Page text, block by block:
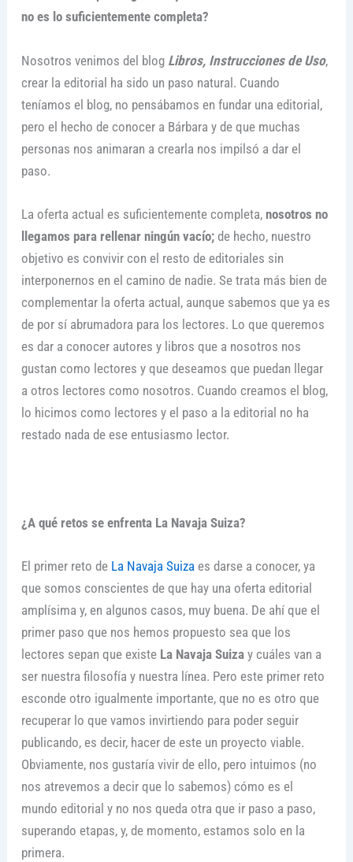
no es lo suficientemente completa?
Nosotros venimos del blog Libros, Instrucciones de Uso,
crear la editorial ha sido un paso natural. Cuando
teníamos el blog, no pensábamos en fundar una editorial,
pero el hecho de conocer a Bárbara y de que muchas
personas nos animaran a crearla nos impilsó a dar el
paso.
La oferta actual es suficientemente completa, nosotros no
llegamos para rellenar ningún vacío;de hecho, nuestro
objetivo es convivir con el resto de editoriales sin
interponernos en el camino de nadie. Se trata más bien de
complementar la oferta actual, aunque sabemos que ya es
de por sí abrumadora para los lectores. Lo que queremos
es dar a conocer autores y libros que a nosotros nos
gustan como lectores y que deseamos que puedan llegar
a otros lectores como nosotros. Cuando creamos el blog,
lo hicimos como lectores y el paso a la editorial no ha
restado nada de ese entusiasmo lector.
¿A qué retos se enfrenta La Navaja Suiza?
El primer reto de La Navaja Suizaes darse a conocer, ya
que somos conscientes de que hay una oferta editorial
amplísima y, en algunos casos, muy buena. De ahí que el
primer paso que nos hemos propuesto sea que los
lectores sepan que existe La Navaja Suizay cuáles van a
ser nuestra filosofía y nuestra línea. Pero este primer reto
esconde otro igualmente importante, que no es otro que
recuperar lo que vamos invirtiendo para poder seguir
publicando, es decir, hacer de este un proyecto viable.
Obviamente, nos gustaría vivir de ello, pero intuimos (no
nos atrevemos a decir que lo sabemos) cómo es el
mundo editorial y no nos queda otra que ir paso a paso,
superando etapas, y, de momento, estamos solo en la
primera.